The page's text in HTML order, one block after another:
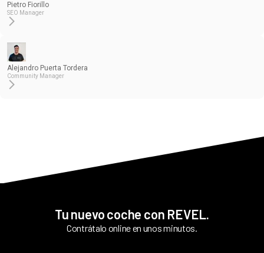
Pietro Fiorillo
SEO Manager
Alejandro Puerta Tordera
Community Manager
Tu nuevo coche con REVEL.
Contrátalo online en unos minutos.